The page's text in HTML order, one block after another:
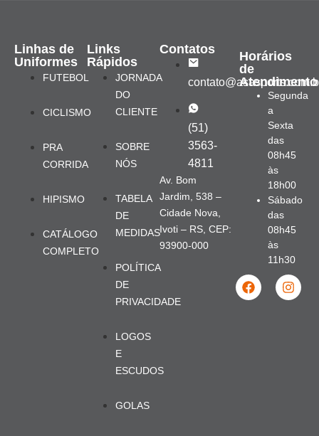
Linhas de
Uniformes
FUTEBOL
CICLISMO
PRA
CORRIDA
HIPISMO
CATÁLOGO
COMPLETO
Links
Rápidos
JORNADA
DO
CLIENTE
SOBRE
NÓS
TABELA
DE
MEDIDAS
POLÍTICA
DE
PRIVACIDADE
LOGOS
E
ESCUDOS
GOLAS
Contatos
(51)
3563-
4811
Av. Bom
Jardim, 538 –
Cidade Nova,
Ivoti – RS, CEP:
93900-000
Horários
de
Atendimento
Segunda
a
Sexta
das
08h45
às
18h00
Sábado
das
08h45
às
11h30